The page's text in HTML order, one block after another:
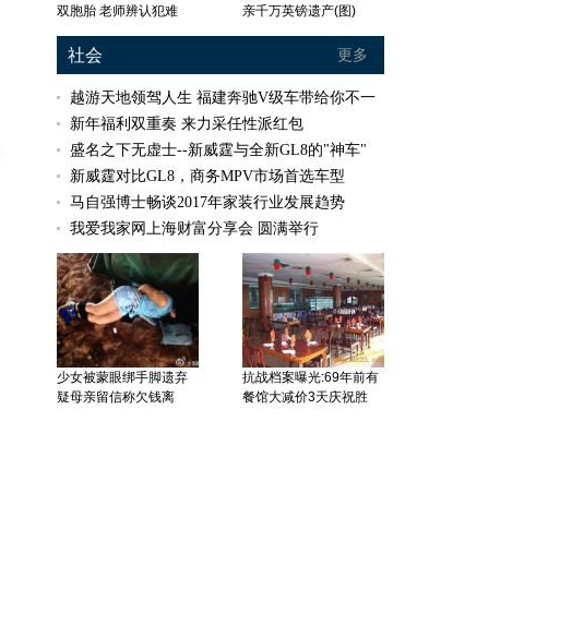
亲千万英镑遗产(图)
双胞胎 老师辨认犯难
英国明星女舰长涉嫌与
已婚下属存私情被停职
社会 更多
越游天地领驾人生 福建奔驰V级车带给你不一
新年福利双重奏 来力采任性派红包
盛名之下无虚士--新威霆与全新GL8的"神车"
新威霆对比GL8，商务MPV市场首选车型
马自强博士畅谈2017年家装行业发展趋势
我爱我家网上海财富分享会 圆满举行
抗战档案曝光:69年前有
餐馆大减价3天庆祝胜
少女被蒙眼绑手脚遗弃
疑母亲留信称欠钱离